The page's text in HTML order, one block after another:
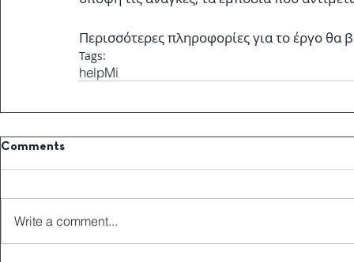
Περισσότερες πληροφορίες για το έργο θα
Tags:
helpMi
Comments
Write a comment...